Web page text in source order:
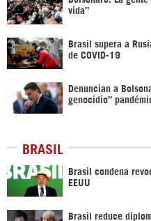
vida”
Brasil supera a
de COVID-19
Denuncian a
genocidio”
BRASIL
Brasil condena
EEUU
Brasil reduce